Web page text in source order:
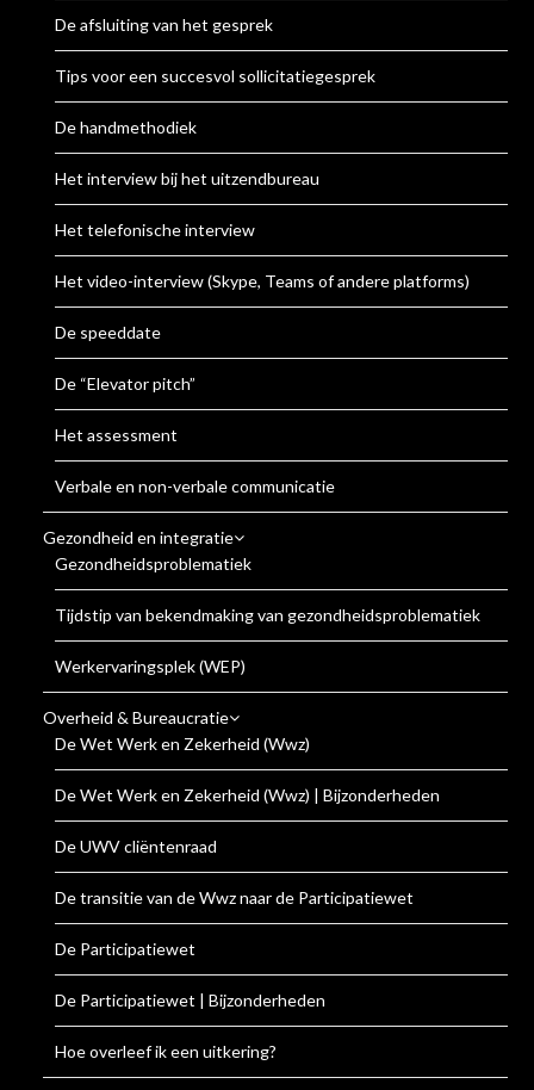
De afsluiting van het gesprek
Tips voor een succesvol sollicitatiegesprek
De handmethodiek
Het interview bij het uitzendbureau
Het telefonische interview
Het video-interview (Skype, Teams of andere platforms)
De speeddate
De “Elevator pitch”
Het assessment
Verbale en non-verbale communicatie
Gezondheid en integratie
Gezondheidsproblematiek
Tijdstip van bekendmaking van gezondheidsproblematiek
Werkervaringsplek (WEP)
Overheid & Bureaucratie
De Wet Werk en Zekerheid (Wwz)
De Wet Werk en Zekerheid (Wwz) | Bijzonderheden
De UWV cliëntenraad
De transitie van de Wwz naar de Participatiewet
De Participatiewet
De Participatiewet | Bijzonderheden
Hoe overleef ik een uitkering?